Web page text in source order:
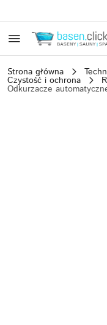
Strona główna
Czystość i ochrona
Odkurzacze